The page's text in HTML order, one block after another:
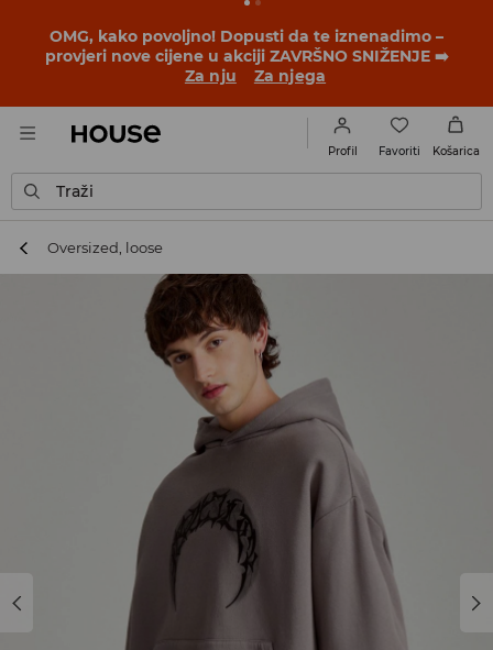
BACK TO SCHOOL 📒
Najbolje priče počinju prije prvog
školskog zvona. Započni školsku godinu u novom
outfitu!
Za nju
Za njega
Profil Favoriti Košarica
Traži
Oversized, loose